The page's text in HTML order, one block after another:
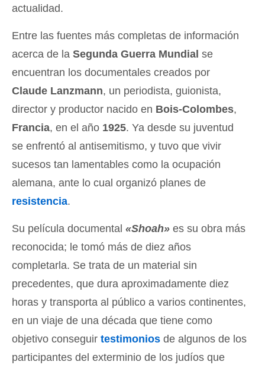
actualidad.
Entre las fuentes más completas de información
acerca de la Segunda Guerra Mundial se
encuentran los documentales creados por
Claude Lanzmann, un periodista, guionista,
director y productor nacido en Bois-Colombes,
Francia, en el año 1925. Ya desde su juventud
se enfrentó al antisemitismo, y tuvo que vivir
sucesos tan lamentables como la ocupación
alemana, ante lo cual organizó planes de
resistencia.
Su película documental «Shoah» es su obra más
reconocida; le tomó más de diez años
completarla. Se trata de un material sin
precedentes, que dura aproximadamente diez
horas y transporta al público a varios continentes,
en un viaje de una década que tiene como
objetivo conseguir testimonios de algunos de los
participantes del exterminio de los judíos que